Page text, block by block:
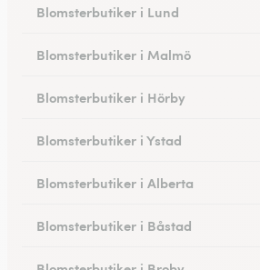
Blomsterbutiker i Lund
Blomsterbutiker i Malmö
Blomsterbutiker i Hörby
Blomsterbutiker i Ystad
Blomsterbutiker i Alberta
Blomsterbutiker i Båstad